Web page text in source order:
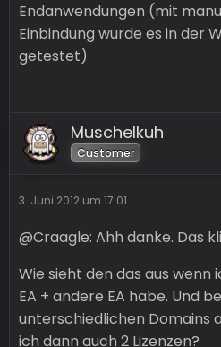
Endanwendungen (mit
Einbindung wurde es in der
getestet)
Muschelkuh
Customer
3. Juni 2012 um 17:01
@Craagle: Ahh danke. Das
Wie sieht den das aus wenn
EA + andere EA habe. Und
unterschiedlichen Domains
ich dann auch 2 Lizenzen?